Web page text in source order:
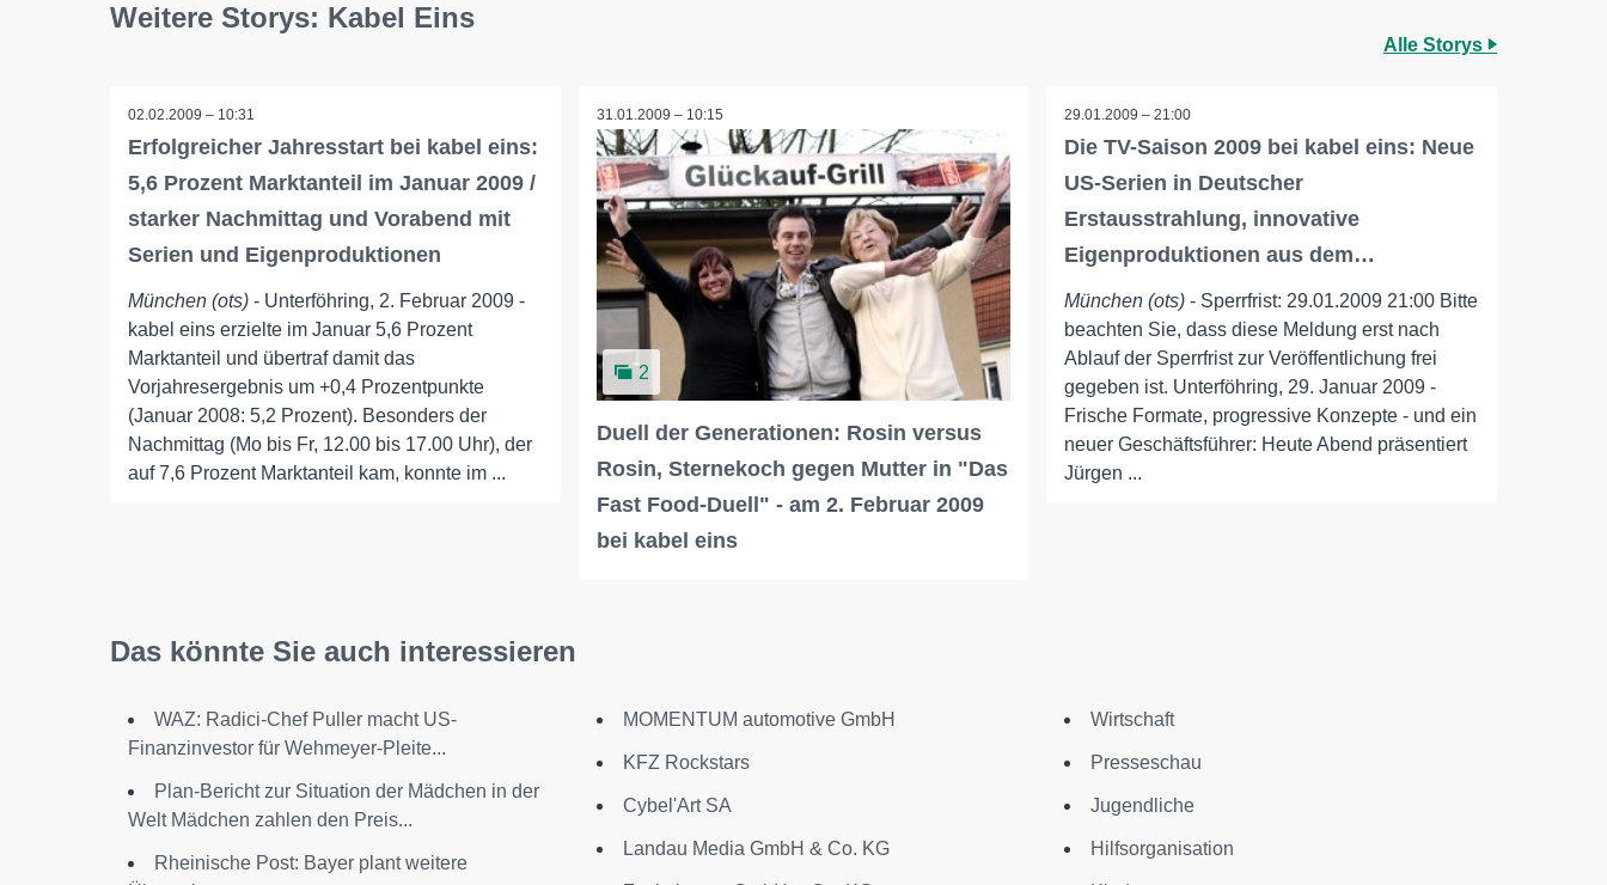
Weitere Storys: Kabel Eins
Alle Storys
02.02.2009 – 10:31
Erfolgreicher Jahresstart bei kabel eins:
5,6 Prozent Marktanteil im Januar 2009 /
starker Nachmittag und Vorabend mit
Serien und Eigenproduktionen
München (ots) - Unterföhring, 2. Februar 2009 -
kabel eins erzielte im Januar 5,6 Prozent
Marktanteil und übertraf damit das
Vorjahresergebnis um +0,4 Prozentpunkte
(Januar 2008: 5,2 Prozent). Besonders der
Nachmittag (Mo bis Fr, 12.00 bis 17.00 Uhr), der
auf 7,6 Prozent Marktanteil kam, konnte im ...
31.01.2009 – 10:15
2
Duell der Generationen: Rosin versus
Rosin, Sternekoch gegen Mutter in "Das
Fast Food-Duell" - am 2. Februar 2009
bei kabel eins
29.01.2009 – 21:00
Die TV-Saison 2009 bei kabel eins: Neue
US-Serien in Deutscher
Erstausstrahlung, innovative
Eigenproduktionen aus dem…
München (ots) - Sperrfrist: 29.01.2009 21:00 Bitte
beachten Sie, dass diese Meldung erst nach
Ablauf der Sperrfrist zur Veröffentlichung frei
gegeben ist. Unterföhring, 29. Januar 2009 -
Frische Formate, progressive Konzepte - und ein
neuer Geschäftsführer: Heute Abend präsentiert
Jürgen ...
Das könnte Sie auch interessieren
WAZ: Radici-Chef Puller macht US-
Finanzinvestor für Wehmeyer-Pleite...
Plan-Bericht zur Situation der Mädchen in der
Welt Mädchen zahlen den Preis...
Rheinische Post: Bayer plant weitere
MOMENTUM automotive GmbH
KFZ Rockstars
Cybel'Art SA
Landau Media GmbH & Co. KG
Wirtschaft
Presseschau
Jugendliche
Hilfsorganisation